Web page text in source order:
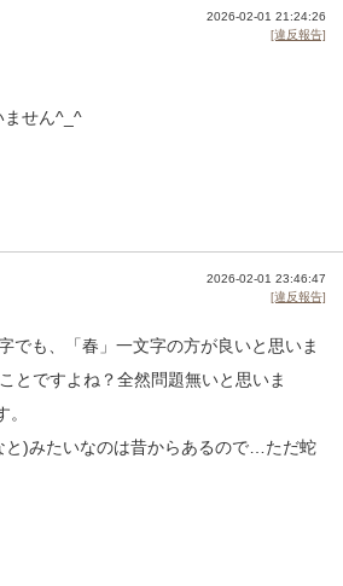
2026-02-01 21:24:26
[違反報告]
ません^_^
2026-02-01 23:46:47
[違反報告]
でも、「春」一文字の方が良いと思いま
とですよね？全然問題無いと思いま
と)みたいなのは昔からあるので…ただ蛇